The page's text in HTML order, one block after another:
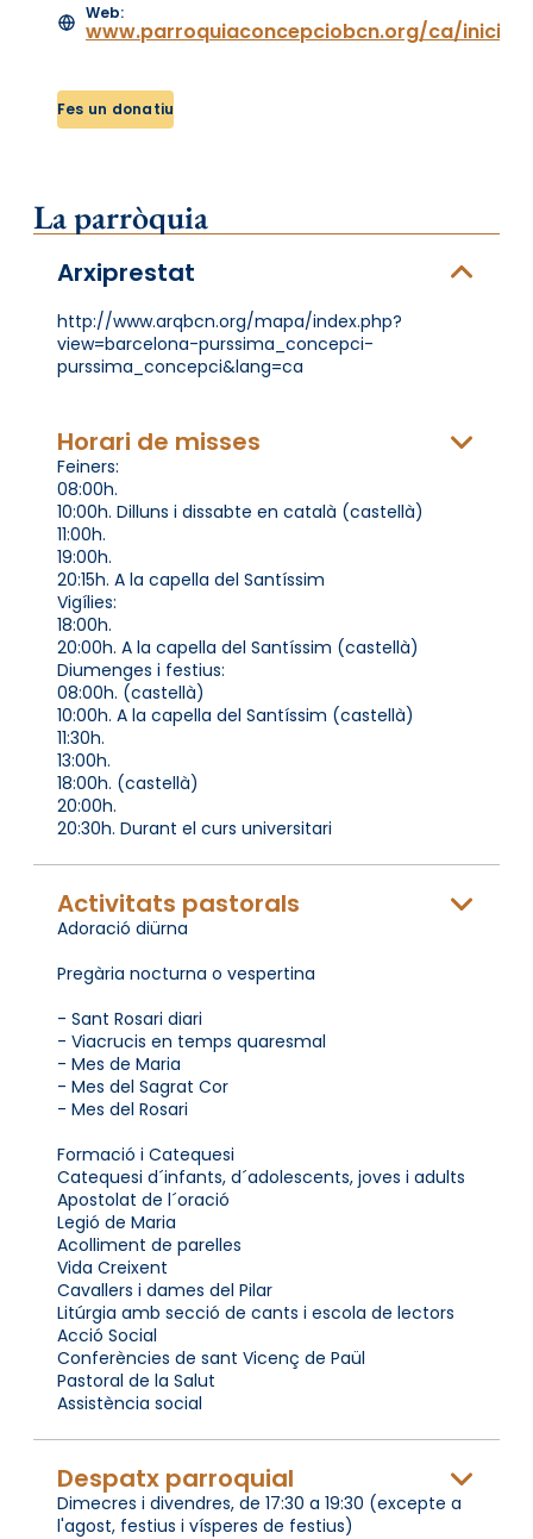
Web:
www.parroquiaconcepciobcn.org/ca/inici
Fes un donatiu
La parròquia
Arxiprestat
http://www.arqbcn.org/mapa/index.php?
view=barcelona-purssima_concepci-
purssima_concepci&lang=ca
Horari de misses
Feiners:
08:00h.
10:00h. Dilluns i dissabte en català (castellà)
11:00h.
19:00h.
20:15h. A la capella del Santíssim
Vigílies:
18:00h.
20:00h. A la capella del Santíssim (castellà)
Diumenges i festius:
08:00h. (castellà)
10:00h. A la capella del Santíssim (castellà)
11:30h.
13:00h.
18:00h. (castellà)
20:00h.
20:30h. Durant el curs universitari
Activitats pastorals
Adoració diürna
Pregària nocturna o vespertina
- Sant Rosari diari
- Viacrucis en temps quaresmal
- Mes de Maria
- Mes del Sagrat Cor
- Mes del Rosari
Formació i Catequesi
Catequesi d´infants, d´adolescents, joves i adults
Apostolat de l´oració
Legió de Maria
Acolliment de parelles
Vida Creixent
Cavallers i dames del Pilar
Litúrgia amb secció de cants i escola de lectors
Acció Social
Conferències de sant Vicenç de Paül
Pastoral de la Salut
Assistència social
Despatx parroquial
Dimecres i divendres, de 17:30 a 19:30 (excepte a
l'agost, festius i vísperes de festius)